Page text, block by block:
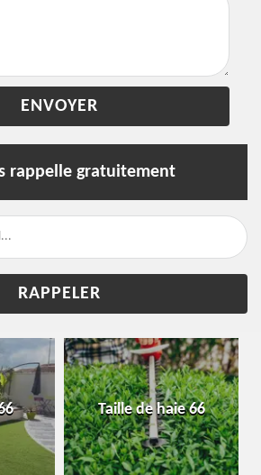
rappelle gratuitement
Taille de haie 66